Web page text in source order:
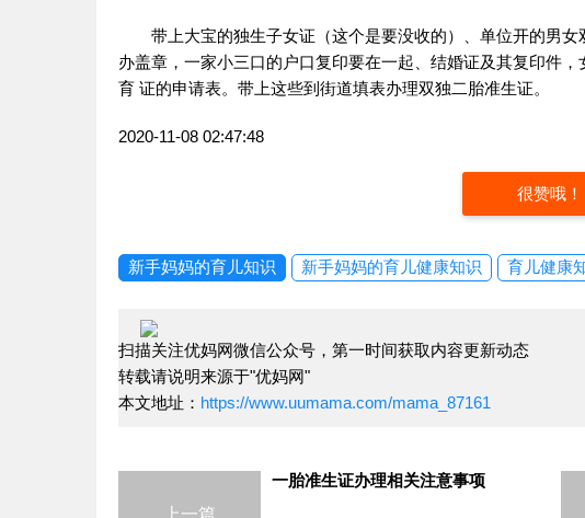
带上大宝的独生子女证（这个是要没收的）、单位开的男
办盖章，一家小三口的户口复印要在一起、结婚证及其复印件
育 证的申请表。带上这些到街道填表办理双独二胎准生证。
2020-11-08 02:47:48
很赞哦！
新手妈妈的育儿知识 新手妈妈的育儿健康知识 育儿健康
扫描关注优妈网微信公众号，第一时间获取内容更新动态
转载请说明来源于"优妈网"
本文地址： https://www.uumama.com/mama_87161
上一篇
一胎准生证办理相关注意事项